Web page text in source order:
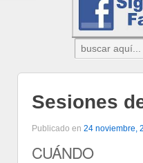
Sesiones
Publicado en 24 noviembre,
CUÁNDO